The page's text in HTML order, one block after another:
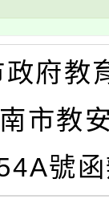
府教
市教
號